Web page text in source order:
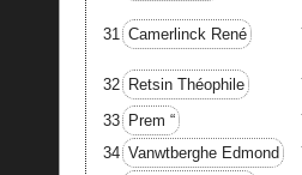
31 Camerlinck René
32 Retsin Théophile
33 Prem “
34 Vanwtberghe Edmond